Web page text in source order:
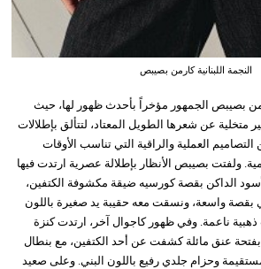
النجمة اللبنانية كارمن بصيبص
بصيبص الجمهور مؤخراً بأحدث ظهور لها، حيث
عن شعرها الطويل المعتاد، لتتألق بإطلالات
العملية والراقية التي تناسب الأوقات
ولفتت بصيبص الأنظار بإطلالة عصرية ارتدت فيها
الداكن بقصة كورسيه ضيقة مكشوفة الكتفين،
بقصة واسعة، ونسقت معه حقيبة يد صغيرة باللون
ناعمة. وفي ظهور كاجوال آخر، ارتدت كنزة
بفتحة عنق مائلة كشفت عن أحد الكتفين، مع بنطال
وحزام جلدي رفيع باللون البني. وعلى صعيد